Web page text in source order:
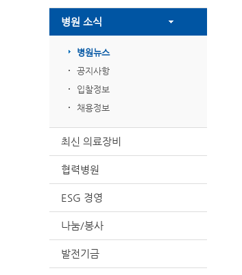
병원 소식
병원뉴스
공지사항
입찰정보
채용정보
최신 의료장비
협력병원
ESG 경영
나눔/봉사
발전기금